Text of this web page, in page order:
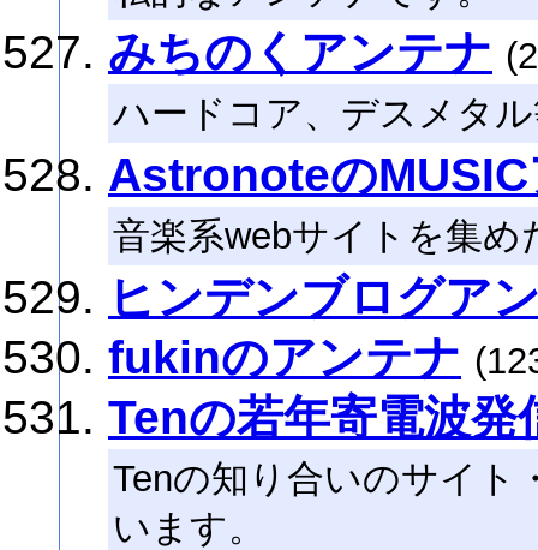
みちのくアンテナ
ハードコア、デスメタ
Astronoteの
音楽系webサイトを集め
ヒンデンブログア
fukinのアンテナ
Tenの若年寄電波発
Tenの知り合いのサイト
います。